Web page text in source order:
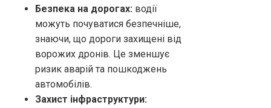
Безпека на дорогах: водії
можуть почуватися безпечніше,
знаючи, що дороги захищені від
ворожих дронів. Це зменшує
ризик аварій та пошкоджень
автомобілів.
Захист інфраструктури: